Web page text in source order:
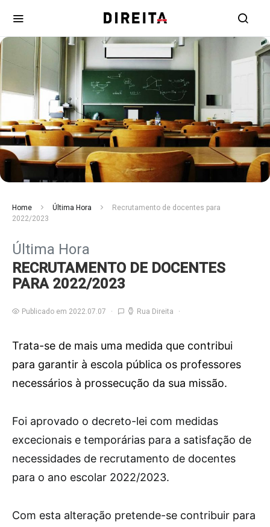
Home Última Hora
Recrutamento de docentes para
2022/2023
Última Hora
RECRUTAMENTO DE DOCENTES
PARA 2022/2023
Publicado em 2022.07.07 Rua Direita
Trata-se de mais uma medida que contribui
para garantir à escola pública os professores
necessários à prossecução da sua missão.
Foi aprovado o decreto-lei com medidas
excecionais e temporárias para a satisfação de
necessidades de recrutamento de docentes
para o ano escolar 2022/2023.
Com esta alteração pretende-se contribuir para